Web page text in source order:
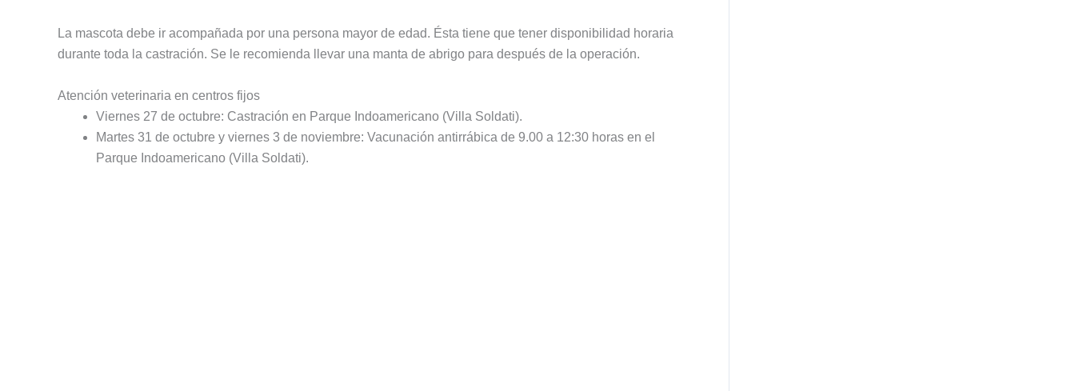
La mascota debe ir acompañada por una persona mayor de edad. Ésta tiene que tener disponibilidad horaria
durante toda la castración. Se le recomienda llevar una manta de abrigo para después de la operación.
Atención veterinaria en centros fijos
Viernes 27 de octubre: Castración en Parque Indoamericano (Villa Soldati).
Martes 31 de octubre y viernes 3 de noviembre: Vacunación antirrábica de 9.00 a 12:30 horas en el
Parque Indoamericano (Villa Soldati).